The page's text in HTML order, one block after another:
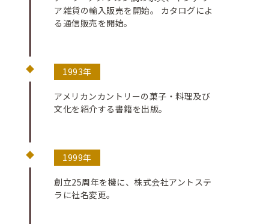
ア雑貨の輸入販売を開始。 カタログによ
る通信販売を開始。
1993年
アメリカンカントリーの菓子・料理及び
文化を紹介する書籍を出版。
1999年
創立25周年を機に、株式会社アントステ
ラに社名変更。